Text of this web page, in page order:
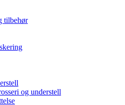
tilbehør
og understell